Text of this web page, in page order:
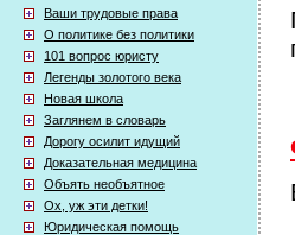
Ваши трудовые права
О политике без политики
101 вопрос юристу
Легенды золотого века
Новая школа
Заглянем в словарь
Дорогу осилит идущий
Доказательная медицина
Объять необъятное
Ох, уж эти детки!
Юридическая помощь